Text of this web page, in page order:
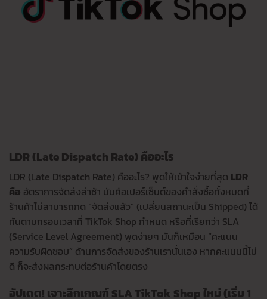
LDR (Late Dispatch Rate) คืออะไร
LDR (Late Dispatch Rate) คืออะไร? พูดให้เข้าใจง่ายที่สุด LDR
คือ อัตราการจัดส่งล่าช้า มันคือเปอร์เซ็นต์ของคำสั่งซื้อทั้งหมดที่
ร้านค้าไม่สามารถกด “จัดส่งแล้ว” (เปลี่ยนสถานะเป็น Shipped) ได้
ทันตามกรอบเวลาที่ TikTok Shop กำหนด หรือที่เรียกว่า SLA
(Service Level Agreement) พูดง่ายๆ มันก็เหมือน “คะแนน
ความรับผิดชอบ” ด้านการจัดส่งของร้านเรานั่นเอง หากคะแนนนี้ไม่
ดี ก็จะส่งผลกระทบต่อร้านค้าโดยตรง
อัปเดต! เจาะลึกเกณฑ์ SLA TikTok Shop ใหม่ (เริ่ม 1